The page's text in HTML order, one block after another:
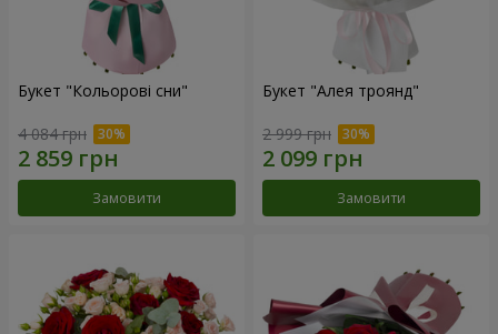
Букет "Кольорові сни"
4 084 грн
Замовити
Букет "Алея троянд"
2 999 грн
Замовити